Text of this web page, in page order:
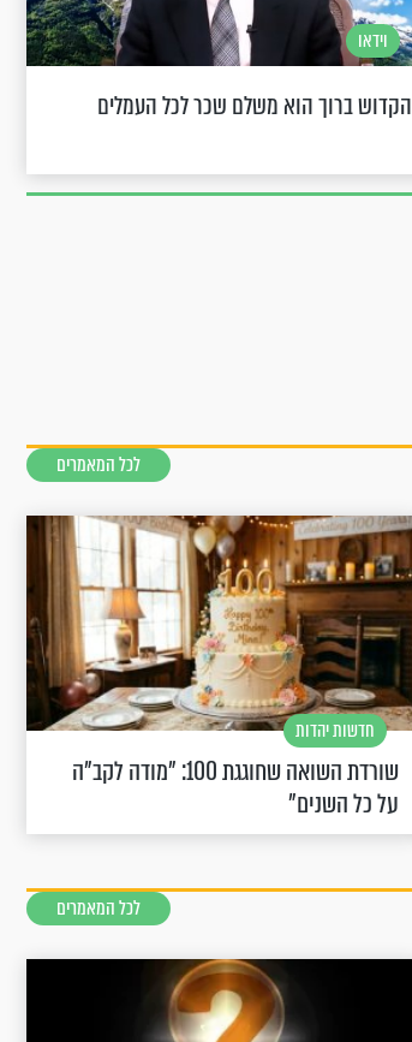
וידאו
הקדוש ברוך הוא משלם שכר לכל העמלים
לכל המאמרים
חדשות יהדות
שורדת השואה שחוגגת 100: "מודה לקב"ה
על כל השנים"
לכל המאמרים